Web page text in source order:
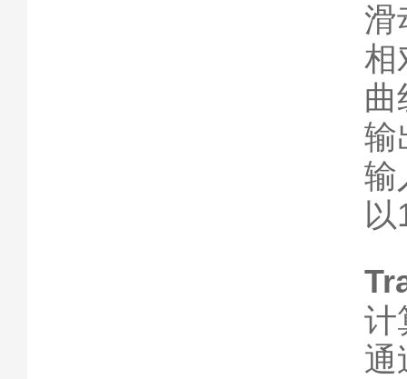
滑
相
曲
输
输
计
通